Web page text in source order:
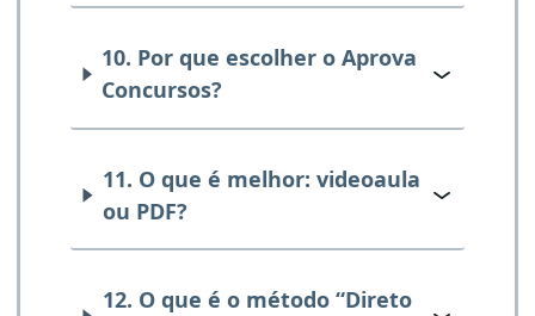
10. Por que escolher o Aprova
Concursos?
11. O que é melhor: videoaula
ou PDF?
12. O que é o método “Direto